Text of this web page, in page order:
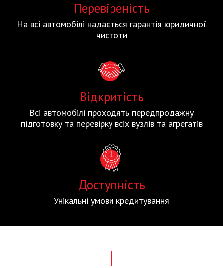
Перевіреність
На всі автомобілі надається гарантія юридичної
чистоти
Відкритість
Всі автомобілі проходять передпродажну
підготовку та перевірку всіх вузлів та агрегатів
Доступність
Унікальні умови кредитування